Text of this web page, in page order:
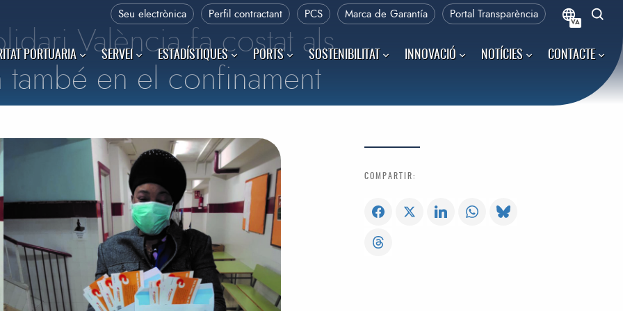
Seu electrònica Perfil contractant PCS Marca de Garantía Portal Transparència
VA
PORTUARIA SERVEI ESTADÍSTIQUES PORTS SOSTENIBILITAT INNOVACIÓ NOTÍCIES CONTACTE
València fa costat als
en el confinament
COMPARTIR: